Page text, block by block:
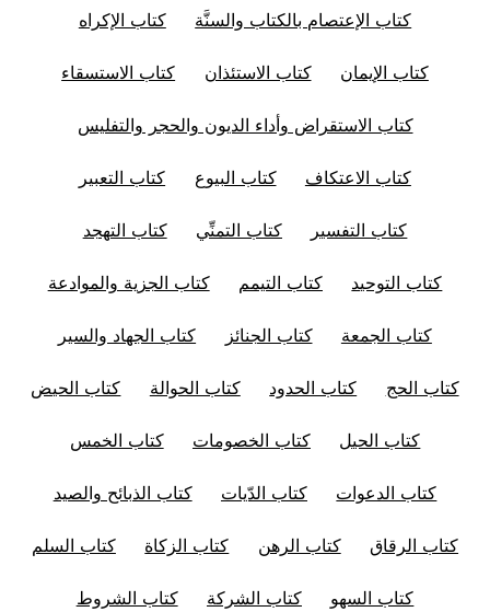
كتاب الإعتصام بالكتاب والسنَّة كتاب الإكراه
كتاب الإيمان كتاب الاستئذان كتاب الاستسقاء
كتاب الاستقراض وأداء الديون والحجر والتفليس
كتاب الاعتكاف كتاب البيوع كتاب التعبير
كتاب التفسير كتاب التمنِّي كتاب التهجد
كتاب التوحيد كتاب التيمم كتاب الجزية والموادعة
كتاب الجمعة كتاب الجنائز كتاب الجهاد والسير
كتاب الحج كتاب الحدود كتاب الحوالة كتاب الحيض
كتاب الحيل كتاب الخصومات كتاب الخمس
كتاب الدعوات كتاب الدّيات كتاب الذبائح والصيد
كتاب الرقاق كتاب الرهن كتاب الزكاة كتاب السلم
كتاب السهو كتاب الشركة كتاب الشروط